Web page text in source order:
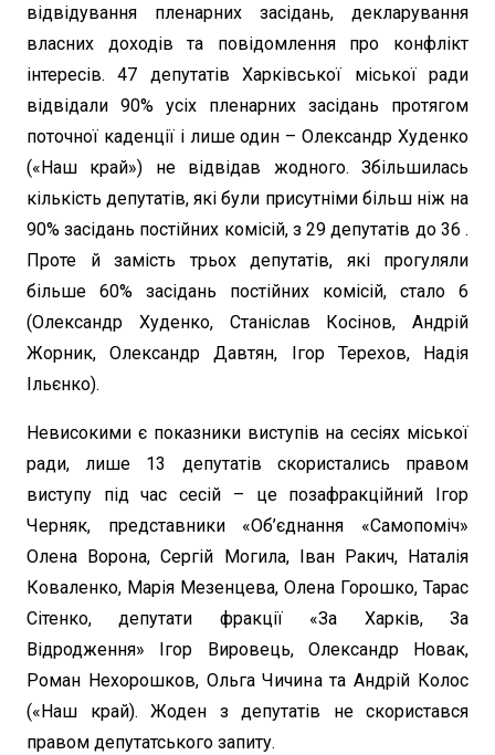
відвідування пленарних засідань, декларування
власних доходів та повідомлення про конфлікт
інтересів. 47 депутатів Харківської міської ради
відвідали 90% усіх пленарних засідань протягом
поточної каденції і лише один – Олександр Худенко
(«Наш край») не відвідав жодного. Збільшилась
кількість депутатів, які були присутніми більш ніж на
90% засідань постійних комісій, з 29 депутатів до 36 .
Проте й замість трьох депутатів, які прогуляли
більше 60% засідань постійних комісій, стало 6
(Олександр Худенко, Станіслав Косінов, Андрій
Жорник, Олександр Давтян, Ігор Терехов, Надія
Ільєнко).
Невисокими є показники виступів на сесіях міської
ради, лише 13 депутатів скористались правом
виступу під час сесій – це позафракційний Ігор
Черняк, представники «Об’єднання «Самопоміч»
Олена Ворона, Сергій Могила, Іван Ракич, Наталія
Коваленко, Марія Мезенцева, Олена Горошко, Тарас
Сітенко, депутати фракції «За Харків, За
Відродження» Ігор Вировець, Олександр Новак,
Роман Нехорошков, Ольга Чичина та Андрій Колос
(«Наш край). Жоден з депутатів не скористався
правом депутатського запиту.